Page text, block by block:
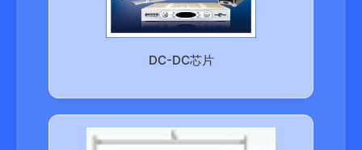
DC-DC芯片